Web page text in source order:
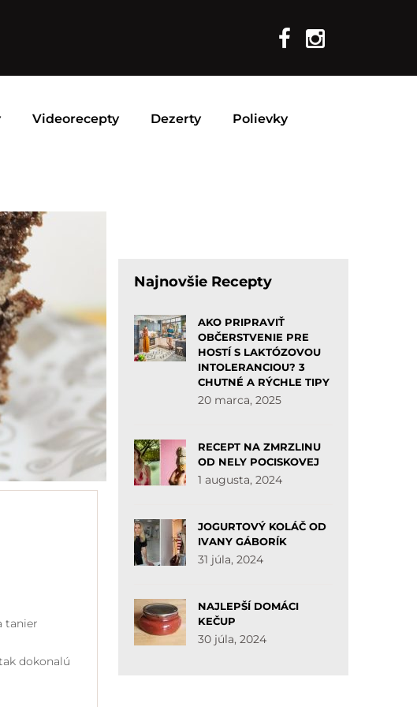
Videorecepty Dezerty Polievky
tanier
dokonalú
Najnovšie Recepty
AKO PRIPRAVIŤ
OBČERSTVENIE PRE
HOSTÍ S LAKTÓZOVOU
INTOLERANCIOU? 3
CHUTNÉ A RÝCHLE TIPY
20 marca, 2025
RECEPT NA ZMRZLINU
OD NELY POCISKOVEJ
1 augusta, 2024
JOGURTOVÝ KOLÁČ OD
IVANY GÁBORÍK
31 júla, 2024
NAJLEPŠÍ DOMÁCI
KEČUP
30 júla, 2024